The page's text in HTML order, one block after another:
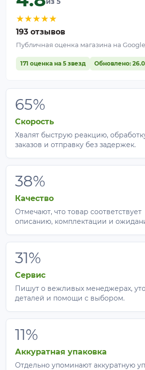
★★★★★
193 отзывов
Публичная оценка магазина на
171 оценка на 5 звезд Обновлено:
65%
Скорость
Хвалят быструю реакцию,
заказов и отправку без задержек.
38%
Качество
Отмечают, что товар соответствует
описанию, комплектации и
31%
Сервис
Пишут о вежливых менеджерах,
деталей и помощи с выбором.
11%
Аккуратная упаковка
Отдельно упоминают аккуратную